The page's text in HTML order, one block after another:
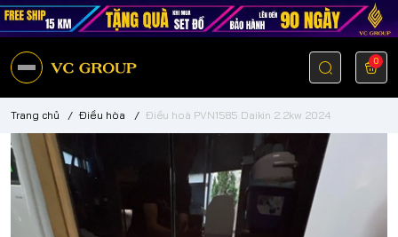
0
Trang chủ / Điều hòa / Điều hoà PVN1585 Daikin 2.2kw 2024